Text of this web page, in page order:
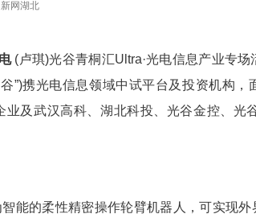
青桐汇走进深圳 光
来源：中新网湖北
(卢琪)光谷青桐汇
“中国光谷”)携光电信息领域中
技初创企业及武汉高科、湖北科